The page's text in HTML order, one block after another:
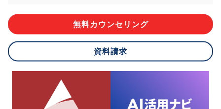
ご本人様が当社に個人情報を提供されるかどうかは任意による
応ができない場合があります。
8.cookieにより取得・分析した情報とその利用について
当社は第三者が運営するデータ・マネジメント・プラットフォ
ームからcookieにより収集されたウェブの閲覧機歴及びその分
析結果を取得し、これをお客様の個人データと結びつけた上
で、広告配信等の目的で利用いたします。
無料カウンセリング
資料請求